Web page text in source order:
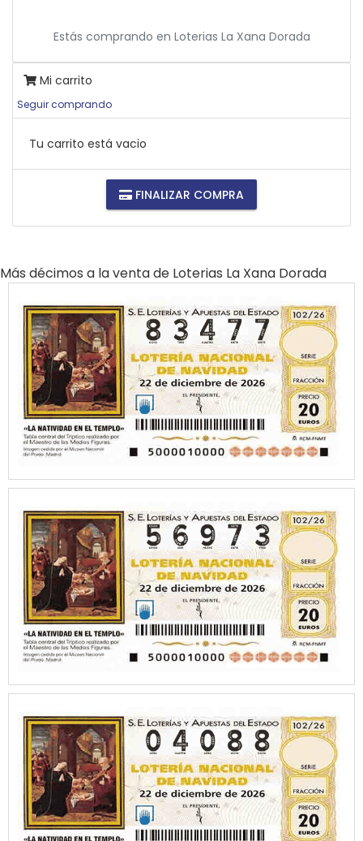
Estás comprando en Loterias La Xana Dorada
Mi carrito
Seguir comprando
Tu carrito está vacio
FINALIZAR COMPRA
Más décimos a la venta de Loterias La Xana Dorada